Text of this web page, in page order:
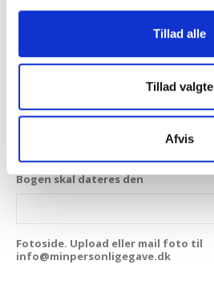
Tillad alle
Tillad valgte
Afvis
Din personlig hilsen *
Bogen er fra *
Bogen skal dateres den
Fotoside. Upload eller mail foto til
info@minpersonligegave.dk